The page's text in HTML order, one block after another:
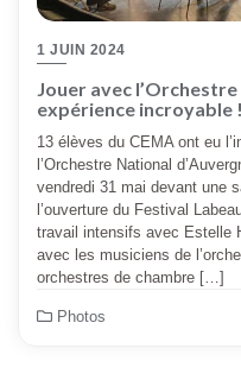
1 JUIN 2024
Jouer avec
expérience incroyable !
13 élèves du CEMA ont eu
l’Orchestre National
vendredi 31 mai devant une
l’ouverture du Festival
travail intensifs avec Estelle
avec les musiciens de
orchestres de chambre […]
Photos